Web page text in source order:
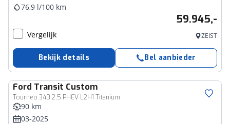
76,9 l/100 km
59.945,-
Vergelijk ZEIST
Bekijk details Bel aanbieder
Ford Transit Custom
Tourneo 340 2.5 PHEV L2H1 Titanium
90 km
03-2025